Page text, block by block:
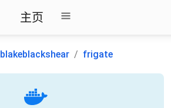
主页
blakeblackshear frigate